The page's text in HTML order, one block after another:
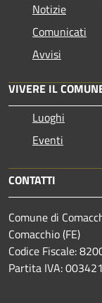
Notizie
Comunicati
Avvisi
VIVERE IL
Luoghi
Eventi
CONTATTI
Comune di
Comacchio (FE)
Codice Fiscale:
Partita IVA: